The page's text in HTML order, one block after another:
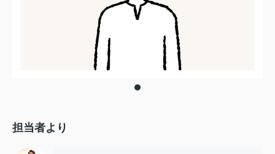
担当者より